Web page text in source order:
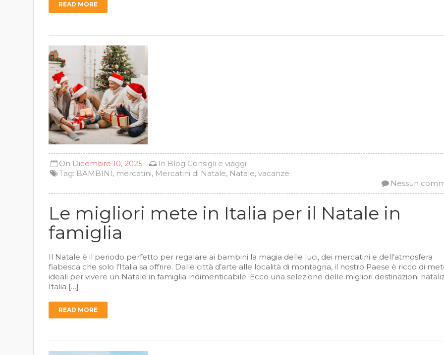
READ MORE
On Dicembre 10, 2025 In Blog Consigli e viaggi
Tag: BAMBINI, mercatini, Mercatini di Natale, Natale,vacanze
Nessun
Le migliori mete in Italia per il Natale in
famiglia
Il Natale è il periodo perfetto per regalare ai bambini la magia delle luci, dei mercatini e dell’atmosfera
fiabesca che solo l’Italia sa offrire. Dalle città d’arte alle località di montagna, il nostro Paese è ricco di
ideali per vivere un Natale in famiglia indimenticabile. Ecco una selezione delle migliori destinazioni
Italia […]
READ MORE